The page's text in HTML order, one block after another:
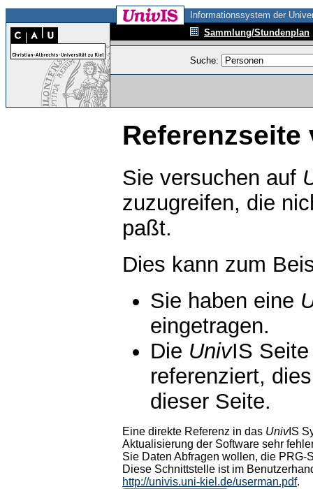
Informationssystem der
Sammlung/Stundenplan
Suche:
Referenzseite
Sie versuchen auf
zuzugreifen, die
paßt.
Dies kann zum
Sie haben eine
eingetragen.
Die UnivIS
referenziert,
dieser Seite.
Eine direkte Referenz in das UnivIS
Aktualisierung der Software sehr
Sie Daten Abfragen wollen, die PRG-
Diese Schnittstelle ist im
http://univis.uni-kiel.de/userman.pdf.